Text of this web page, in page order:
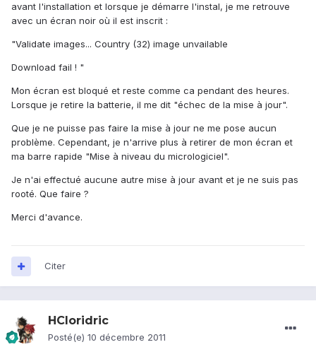
avant l'installation et lorsque je démarre l'instal, je me retrouve
avec un écran noir où il est inscrit :
"Validate images... Country (32) image unvailable
Download fail ! "
Mon écran est bloqué et reste comme ca pendant des heures.
Lorsque je retire la batterie, il me dit "échec de la mise à jour".
Que je ne puisse pas faire la mise à jour ne me pose aucun
problème. Cependant, je n'arrive plus à retirer de mon écran et
ma barre rapide "Mise à niveau du micrologiciel".
Je n'ai effectué aucune autre mise à jour avant et je ne suis pas
rooté. Que faire ?
Merci d'avance.
Citer
HCloridric
Posté(e) 10 décembre 2011